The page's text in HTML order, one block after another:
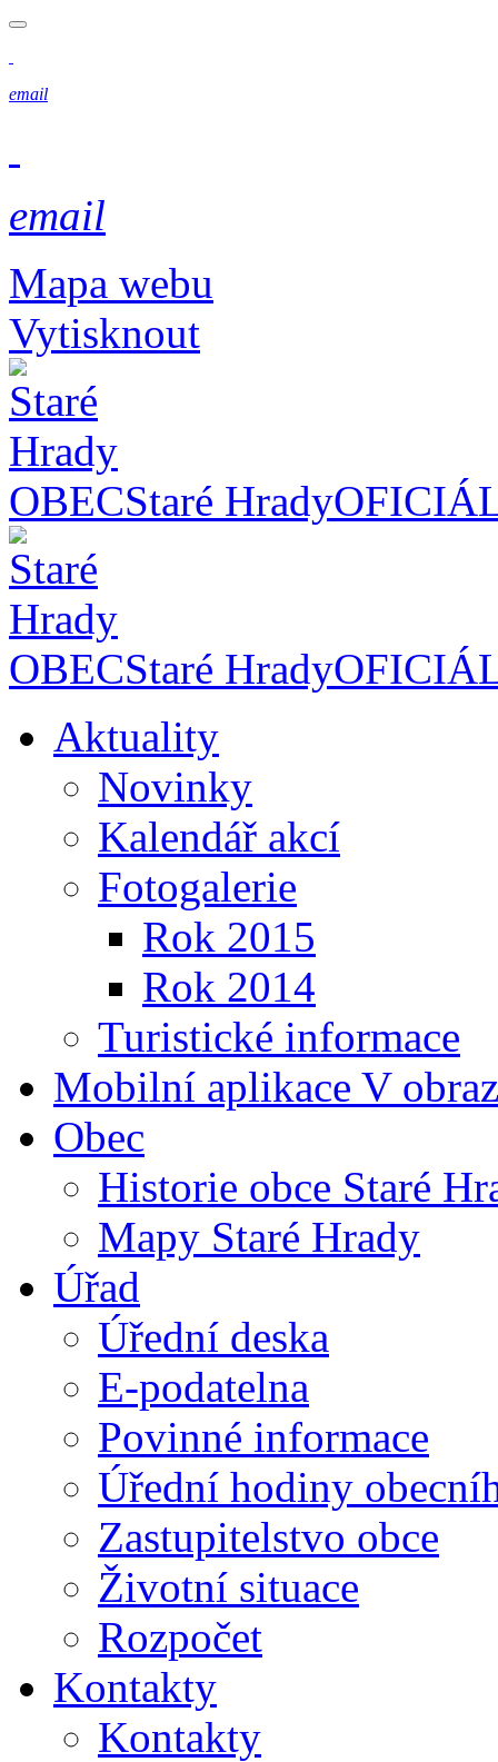
email
email
Mapa webu
Vytisknout
OBECStaré Hrady
OBECStaré Hrady
Aktuality
Novinky
Kalendář akcí
Fotogalerie
Rok 2015
Rok 2014
Turistické informace
Mobilní aplikace V
Obec
Historie obce Staré
Mapy Staré Hrady
Úřad
Úřední deska
E-podatelna
Povinné informace
Úřední hodiny
Zastupitelstvo obce
Životní situace
Rozpočet
Kontakty
Kontakty